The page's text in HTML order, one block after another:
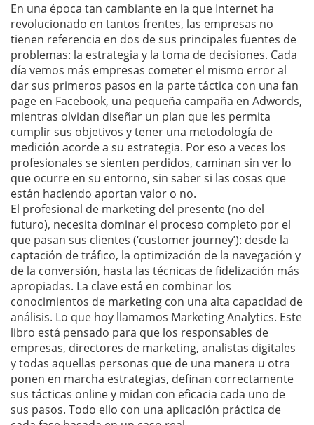
En una época tan cambiante en la que Internet ha
revolucionado en tantos frentes, las empresas no
tienen referencia en dos de sus principales fuentes de
problemas: la estrategia y la toma de decisiones. Cada
día vemos más empresas cometer el mismo error al
dar sus primeros pasos en la parte táctica con una fan
page en Facebook, una pequeña campaña en Adwords,
mientras olvidan diseñar un plan que les permita
cumplir sus objetivos y tener una metodología de
medición acorde a su estrategia. Por eso a veces los
profesionales se sienten perdidos, caminan sin ver lo
que ocurre en su entorno, sin saber si las cosas que
están haciendo aportan valor o no.
El profesional de marketing del presente (no del
futuro), necesita dominar el proceso completo por el
que pasan sus clientes (‘customer journey’): desde la
captación de tráfico, la optimización de la navegación y
de la conversión, hasta las técnicas de fidelización más
apropiadas. La clave está en combinar los
conocimientos de marketing con una alta capacidad de
análisis. Lo que hoy llamamos Marketing Analytics. Este
libro está pensado para que los responsables de
empresas, directores de marketing, analistas digitales
y todas aquellas personas que de una manera u otra
ponen en marcha estrategias, definan correctamente
sus tácticas online y midan con eficacia cada uno de
sus pasos. Todo ello con una aplicación práctica de